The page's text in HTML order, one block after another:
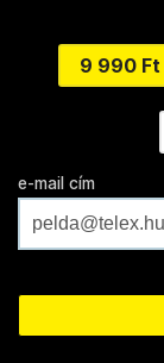
9 990 Ft
e-mail cím